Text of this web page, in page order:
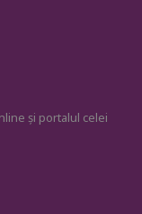
și portalul celei